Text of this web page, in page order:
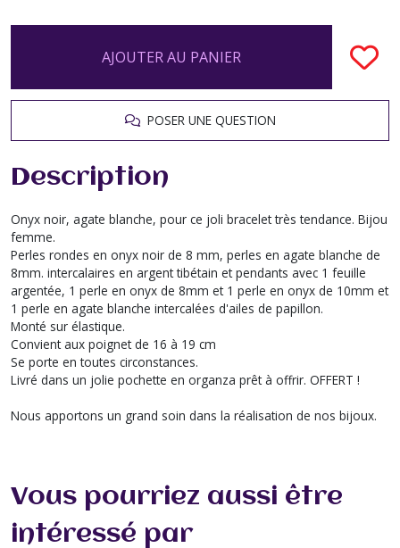
AJOUTER AU PANIER
POSER UNE QUESTION
Description
Onyx noir, agate blanche, pour ce joli bracelet très tendance. Bijou
femme.
Perles rondes en onyx noir de 8 mm, perles en agate blanche de
8mm. intercalaires en argent tibétain et pendants avec 1 feuille
argentée, 1 perle en onyx de 8mm et 1 perle en onyx de 10mm et
1 perle en agate blanche intercalées d'ailes de papillon.
Monté sur élastique.
Convient aux poignet de 16 à 19 cm
Se porte en toutes circonstances.
Livré dans un jolie pochette en organza prêt à offrir. OFFERT !
Nous apportons un grand soin dans la réalisation de nos bijoux.
Vous pourriez aussi être
intéressé par